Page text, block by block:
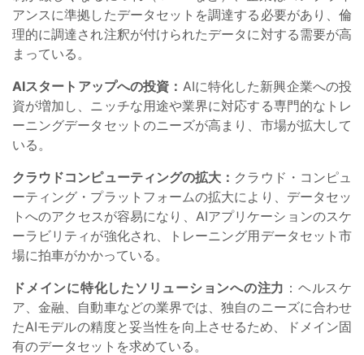
アンスに準拠したデータセットを調達する必要があり、倫
理的に調達され注釈が付けられたデータに対する需要が高
まっている。
AIスタートアップへの投資： AIに特化した新興企業への投
資が増加し、ニッチな用途や業界に対応する専門的なトレ
ーニングデータセットのニーズが高まり、市場が拡大して
いる。
クラウドコンピューティングの拡大： クラウド・コンピュ
ーティング・プラットフォームの拡大により、データセッ
トへのアクセスが容易になり、AIアプリケーションのスケ
ーラビリティが強化され、トレーニング用データセット市
場に拍車がかかっている。
ドメインに特化したソリューションへの注力 ：ヘルスケ
ア、金融、自動車などの業界では、独自のニーズに合わせ
たAIモデルの精度と妥当性を向上させるため、ドメイン固
有のデータセットを求めている。